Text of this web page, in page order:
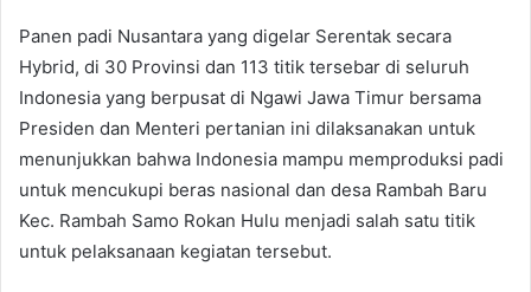
Panen padi Nusantara yang digelar Serentak secara
Hybrid, di 30 Provinsi dan 113 titik tersebar di seluruh
Indonesia yang berpusat di Ngawi Jawa Timur bersama
Presiden dan Menteri pertanian ini dilaksanakan untuk
menunjukkan bahwa Indonesia mampu memproduksi padi
untuk mencukupi beras nasional dan desa Rambah Baru
Kec. Rambah Samo Rokan Hulu menjadi salah satu titik
untuk pelaksanaan kegiatan tersebut.